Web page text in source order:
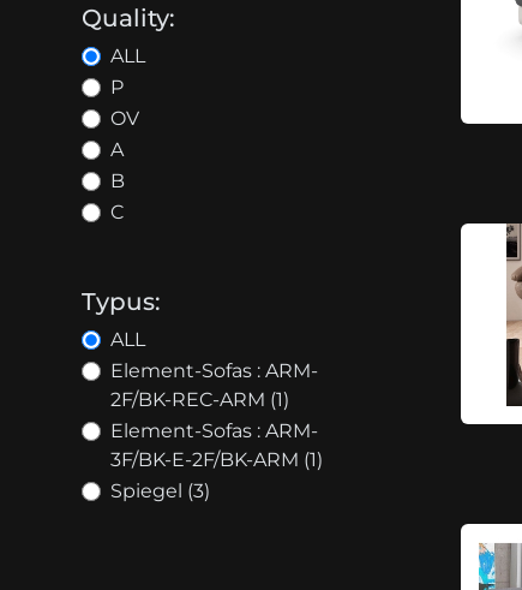
Quality:
ALL
P
OV
A
B
C
Typus:
ALL
Element-Sofas : ARM-
2F/BK-REC-ARM (1)
Element-Sofas : ARM-
3F/BK-E-2F/BK-ARM (1)
Spiegel (3)